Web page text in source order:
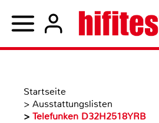
Startseite
> Ausstattungslisten
> Telefunken D32H2518YRB